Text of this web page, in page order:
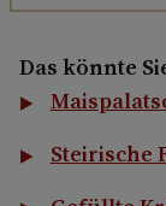
Das könnte
Steirische